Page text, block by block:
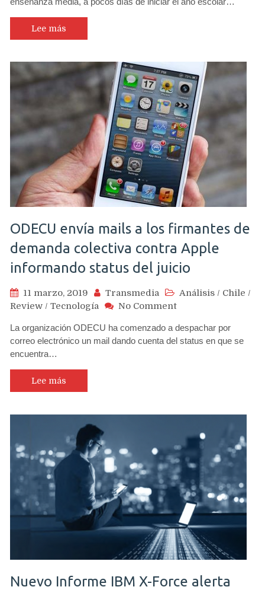
usando
iPad
Pro
en
una
sala
de
clases
de
Chile
Lee más
ODECU envía mails a los firmantes de
demanda colectiva contra Apple
informando status del juicio
11 marzo, 2019 Transmedia Análisis / Chile /
Review / Tecnología No Commenton
envía
mails
colectiva
Apple
informando
status
del
juicio
La organización ODECU ha comenzado a despachar por
correo electrónico un mail dando cuenta del status en que se
encuentra…
Lee más
Nuevo Informe IBM X-Force alerta